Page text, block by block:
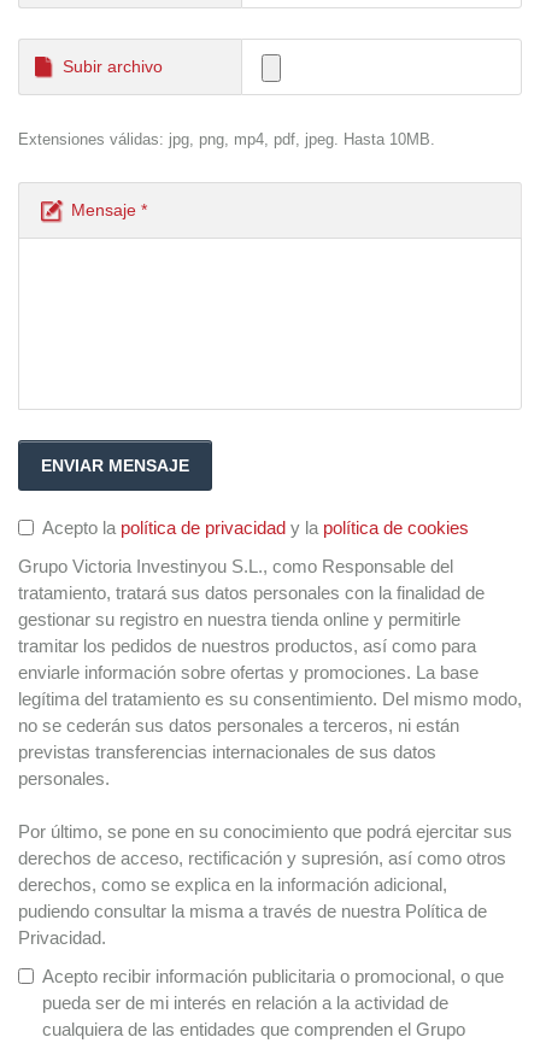
Subir archivo
Extensiones válidas: jpg, png, mp4, pdf, jpeg. Hasta 10MB.
Mensaje *
Acepto la política de privacidad y la política de cookies
Grupo Victoria Investinyou S.L., como Responsable del
tratamiento, tratará sus datos personales con la finalidad de
gestionar su registro en nuestra tienda online y permitirle
tramitar los pedidos de nuestros productos, así como para
enviarle información sobre ofertas y promociones. La base
legítima del tratamiento es su consentimiento. Del mismo modo,
no se cederán sus datos personales a terceros, ni están
previstas transferencias internacionales de sus datos
personales.
Por último, se pone en su conocimiento que podrá ejercitar sus
derechos de acceso, rectificación y supresión, así como otros
derechos, como se explica en la información adicional,
pudiendo consultar la misma a través de nuestra Política de
Privacidad.
Acepto recibir información publicitaria o promocional, o que
pueda ser de mi interés en relación a la actividad de
cualquiera de las entidades que comprenden el Grupo